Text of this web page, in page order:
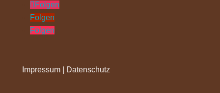
Folgen
Folgen
Folgen
Impressum| Datenschutz